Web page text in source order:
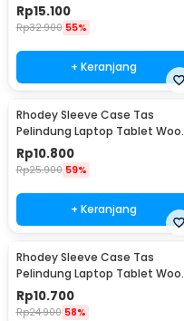
Rp15.100
Rp32.900 55%
+ Keranjang
Rhodey Sleeve Case Tas
Pelindung Laptop Tablet Wool
Felt 11 Inch - DA98
Rp10.800
Rp25.900 59%
+ Keranjang
Rhodey Sleeve Case Tas
Pelindung Laptop Tablet Wool
Felt 13 Inch - DA98
Rp10.700
Rp24.900 58%